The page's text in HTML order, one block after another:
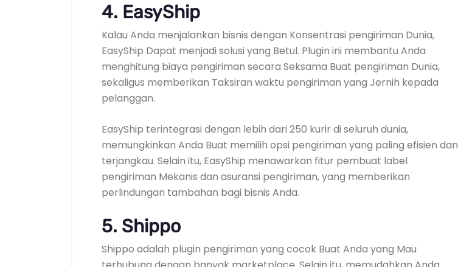
4. EasyShip
Kalau Anda menjalankan bisnis dengan Konsentrasi pengiriman Dunia,
EasyShip Dapat menjadi solusi yang Betul. Plugin ini membantu Anda
menghitung biaya pengiriman secara Seksama Buat pengiriman Dunia,
sekaligus memberikan Taksiran waktu pengiriman yang Jernih kepada
pelanggan.
EasyShip terintegrasi dengan lebih dari 250 kurir di seluruh dunia,
memungkinkan Anda Buat memilih opsi pengiriman yang paling efisien dan
terjangkau. Selain itu, EasyShip menawarkan fitur pembuat label
pengiriman Mekanis dan asuransi pengiriman, yang memberikan
perlindungan tambahan bagi bisnis Anda.
5. Shippo
Shippo adalah plugin pengiriman yang cocok Buat Anda yang Mau